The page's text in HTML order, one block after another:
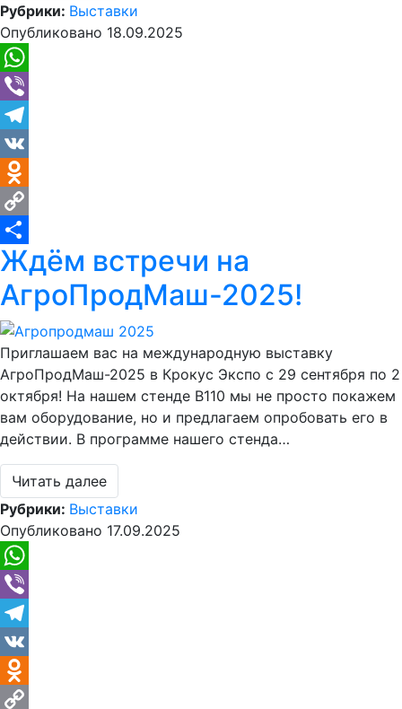
Рубрики: Выставки
Опубликовано 18.09.2025
WhatsApp
Viber
Telegram
VK
Odnoklassniki
Copy
Link
Отправить
Ждём встречи на
АгроПродМаш-2025!
Приглашаем вас на международную выставку
АгроПродМаш-2025 в Крокус Экспо с 29 сентября по 2
октября! На нашем стенде B110 мы не просто покажем
вам оборудование, но и предлагаем опробовать его в
действии. В программе нашего стенда…
Читать далее
Рубрики: Выставки
Опубликовано 17.09.2025
WhatsApp
Viber
Telegram
VK
Odnoklassniki